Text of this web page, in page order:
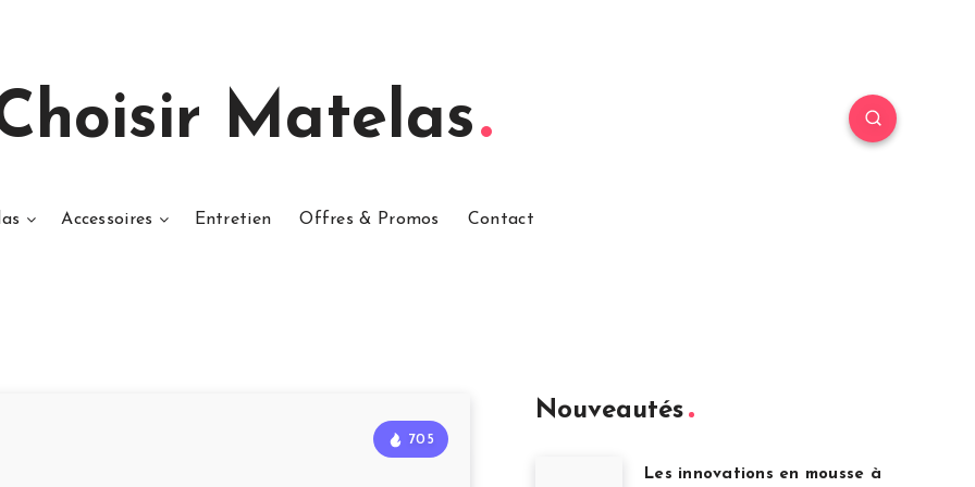
Matelas
Accessoires Entretien Offres & Promos Contact
705
Nouveautés
Les innovations en mousse à